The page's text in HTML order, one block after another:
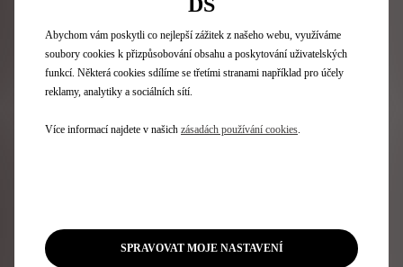
nejikoničtější akci kalendáře speciální N°7 s
nástupce DS 7, tento unikátní N°7 projede před prvním
závodem několik kol na okruhu.
Závody v Monaku začnou v sobotu 16. května a neděli
Abychom vám poskytli co nejlepší zážitek z našeho webu, využíváme
soubory cookies k přizpůsobování obsahu a poskytování uživatelských
funkcí. Některá cookies sdílíme se třetími stranami například pro účely
reklamy, analytiky a sociálních sítí.
Více informací najdete v našich zásadách používání cookies.
SPRAVOVAT MOJE NASTAVENÍ